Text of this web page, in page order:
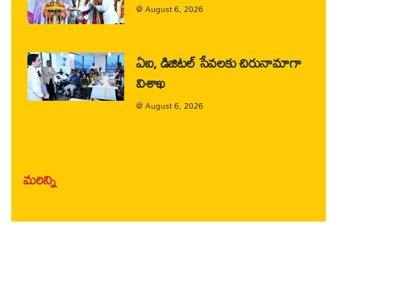
@August 6, 2026
ఏఐ, డిజిటల్ సేవలకు చిరునామాగా
విశాఖ
@August 6, 2026
మరిన్ని